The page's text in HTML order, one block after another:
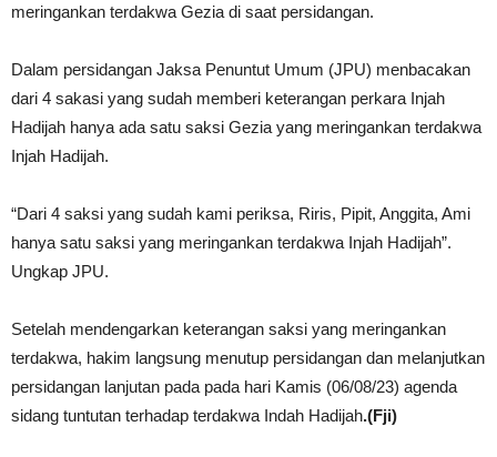
meringankan terdakwa Gezia di saat persidangan.
Dalam persidangan Jaksa Penuntut Umum (JPU) menbacakan
dari 4 sakasi yang sudah memberi keterangan perkara Injah
Hadijah hanya ada satu saksi Gezia yang meringankan terdakwa
Injah Hadijah.
“Dari 4 saksi yang sudah kami periksa, Riris, Pipit, Anggita, Ami
hanya satu saksi yang meringankan terdakwa Injah Hadijah”.
Ungkap JPU.
Setelah mendengarkan keterangan saksi yang meringankan
terdakwa, hakim langsung menutup persidangan dan melanjutkan
persidangan lanjutan pada pada hari Kamis (06/08/23) agenda
sidang tuntutan terhadap terdakwa Indah Hadijah.(Fji)